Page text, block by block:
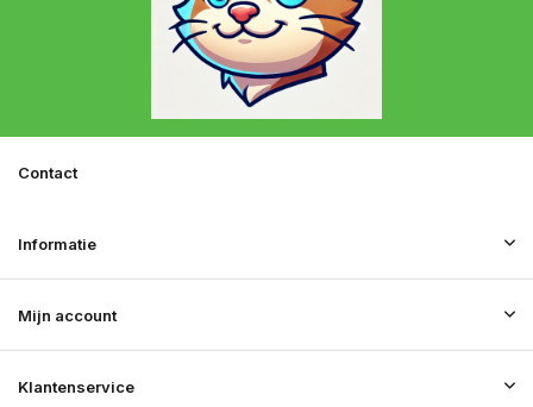
Klantenservice
Mijn account
Informatie
Contact